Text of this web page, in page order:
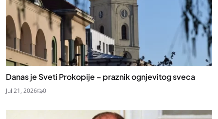
Danas je Sveti Prokopije – praznik ognjevitog sveca
Jul 21, 2026 0